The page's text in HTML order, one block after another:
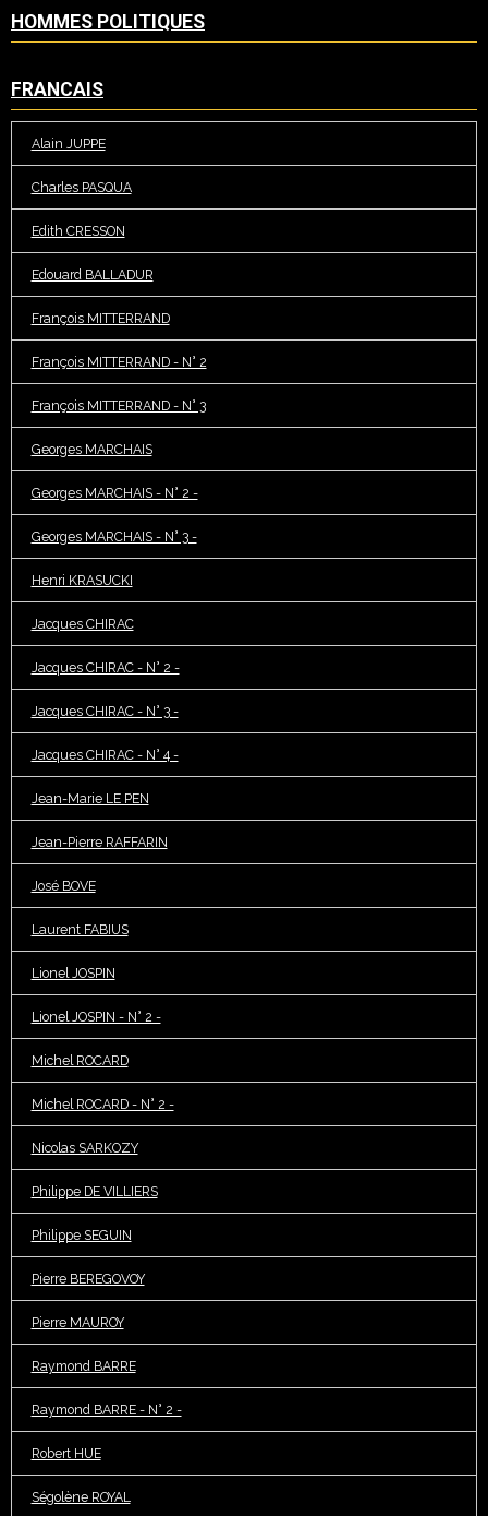
HOMMES POLITIQUES
FRANCAIS
Alain JUPPE
Charles PASQUA
Edith CRESSON
Edouard BALLADUR
François MITTERRAND
François MITTERRAND - N° 2
François MITTERRAND - N° 3
Georges MARCHAIS
Georges MARCHAIS - N° 2 -
Georges MARCHAIS - N° 3 -
Henri KRASUCKI
Jacques CHIRAC
Jacques CHIRAC - N° 2 -
Jacques CHIRAC - N° 3 -
Jacques CHIRAC - N° 4 -
Jean-Marie LE PEN
Jean-Pierre RAFFARIN
José BOVE
Laurent FABIUS
Lionel JOSPIN
Lionel JOSPIN - N° 2 -
Michel ROCARD
Michel ROCARD - N° 2 -
Nicolas SARKOZY
Philippe DE VILLIERS
Philippe SEGUIN
Pierre BEREGOVOY
Pierre MAUROY
Raymond BARRE
Raymond BARRE - N° 2 -
Robert HUE
Ségolène ROYAL